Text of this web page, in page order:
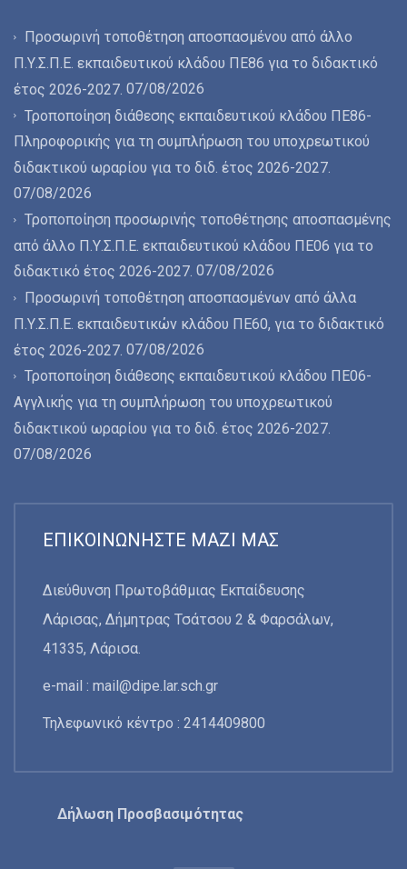
Προσωρινή τοποθέτηση αποσπασμένου από άλλο
Π.Υ.Σ.Π.Ε. εκπαιδευτικού κλάδου ΠΕ86 για το διδακτικό
έτος 2026-2027. 07/08/2026
Τροποποίηση διάθεσης εκπαιδευτικού κλάδου ΠΕ86-
Πληροφορικής για τη συμπλήρωση του υποχρεωτικού
διδακτικού ωραρίου για το διδ. έτος 2026-2027.
07/08/2026
Τροποποίηση προσωρινής τοποθέτησης αποσπασμένης
από άλλο Π.Υ.Σ.Π.Ε. εκπαιδευτικού κλάδου ΠΕ06 για το
διδακτικό έτος 2026-2027. 07/08/2026
Προσωρινή τοποθέτηση αποσπασμένων από άλλα
Π.Υ.Σ.Π.Ε. εκπαιδευτικών κλάδου ΠΕ60, για το διδακτικό
έτος 2026-2027. 07/08/2026
Τροποποίηση διάθεσης εκπαιδευτικού κλάδου ΠΕ06-
Αγγλικής για τη συμπλήρωση του υποχρεωτικού
διδακτικού ωραρίου για το διδ. έτος 2026-2027.
07/08/2026
ΕΠΙΚΟΙΝΩΝΉΣΤΕ ΜΑΖΊ ΜΑΣ
Διεύθυνση Πρωτοβάθμιας Εκπαίδευσης
Λάρισας, Δήμητρας Τσάτσου 2 & Φαρσάλων,
41335, Λάρισα.
e-mail : mail@dipe.lar.sch.gr
Τηλεφωνικό κέντρο : 2414409800
Δήλωση Προσβασιμότητας